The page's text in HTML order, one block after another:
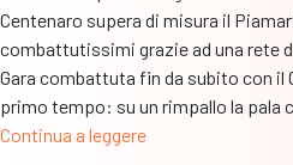
Centenaro supera di misura il
combattutissimi grazie ad una rete
Gara combattuta fin da subito con il
primo tempo: su un rimpallo la pala
Continua a leggereCampionato